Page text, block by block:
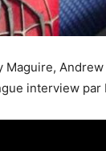
Maguire,
interview par